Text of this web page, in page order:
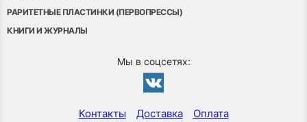
РАРИТЕТНЫЕ ПЛАСТИНКИ (ПЕРВОПРЕССЫ)
КНИГИ И ЖУРНАЛЫ
Мы в соцсетях:
Контакты Доставка Оплата